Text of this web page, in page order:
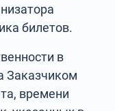
билетов.
в
Заказчиком
времени